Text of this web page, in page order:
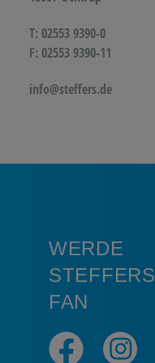
T: 02553 9390-0
F: 02553 9390-11
info@steffers.de
WERDE
STEFFERS
FAN